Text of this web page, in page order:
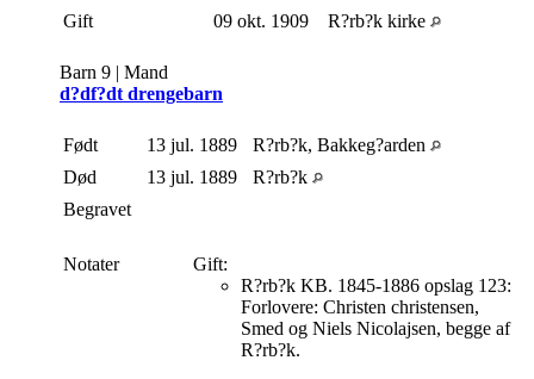
Gift
09 okt. 1909 R?rb?k kirke
Barn 9 | Mand
d?df?dt drengebarn
Født 13 jul. 1889
R?rb?k, Bakkeg?arden
Død
13 jul. 1889
R?rb?k
Begravet
Notater
Gift:
R?rb?k KB. 1845-1886 opslag 123:
Forlovere: Christen christensen,
Smed og Niels Nicolajsen, begge af
R?rb?k.